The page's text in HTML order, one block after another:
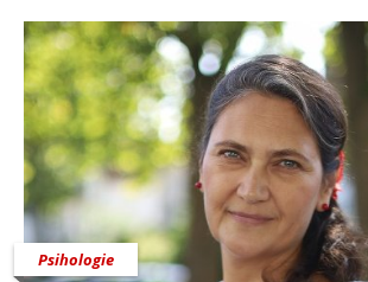
Psihologie